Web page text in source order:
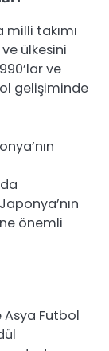
takımı
ülkesini
ve
gelişiminde
önemli
Asya Futbol